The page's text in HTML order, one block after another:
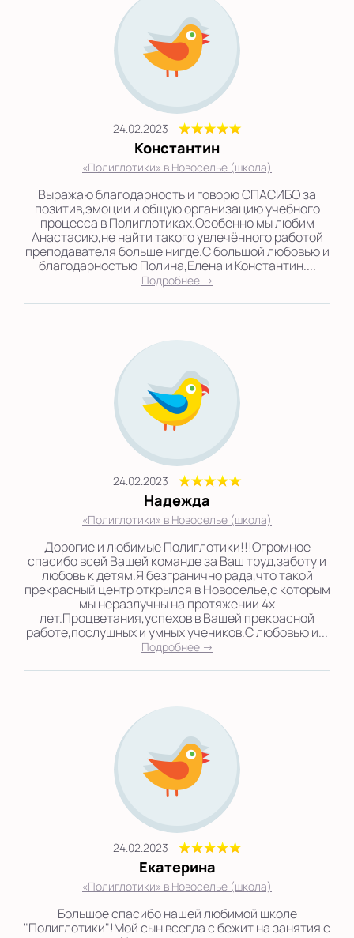
24.02.2023
Константин
«Полиглотики» в Новоселье (школа)
Выражаю благодарность и говорю СПАСИБО за
позитив,эмоции и общую организацию учебного
процесса в Полиглотиках.Особенно мы любим
Анастасию,не найти такого увлечённого работой
преподавателя больше нигде.С большой любовью и
благодарностью Полина,Елена и Константин....
Подробнее →
24.02.2023
Надежда
«Полиглотики» в Новоселье (школа)
Дорогие и любимые Полиглотики!!!Огромное
спасибо всей Вашей команде за Ваш труд,заботу и
любовь к детям.Я безгранично рада,что такой
прекрасный центр открылся в Новоселье,с которым
мы неразлучны на протяжении 4х
лет.Процветания,успехов в Вашей прекрасной
работе,послушных и умных учеников.С любовью и...
Подробнее →
24.02.2023
Екатерина
«Полиглотики» в Новоселье (школа)
Большое спасибо нашей любимой школе
"Полиглотики"!Мой сын всегда с бежит на занятия с